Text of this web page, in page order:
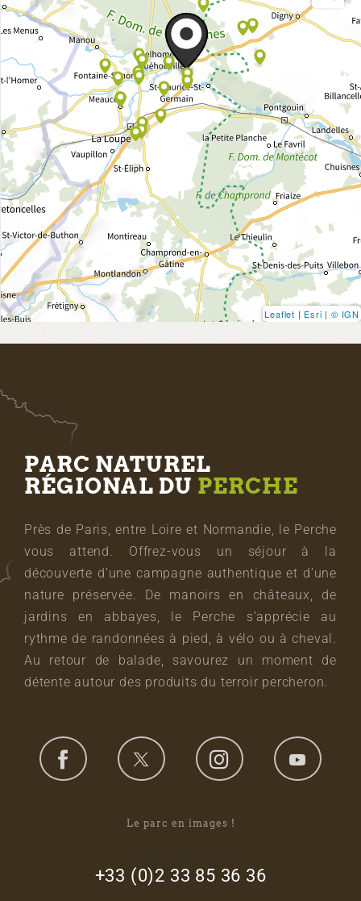
Leaflet | Esri | © IGN
PARC NATUREL
RÉGIONAL DU PERCHE
Près de Paris, entre Loire et Normandie, le Perche
vous attend. Offrez-vous un séjour à la
découverte d’une campagne authentique et d’une
nature préservée. De manoirs en châteaux, de
jardins en abbayes, le Perche s’apprécie au
rythme de randonnées à pied, à vélo ou à cheval.
Au retour de balade, savourez un moment de
détente autour des produits du terroir percheron.
Le parc en images !
+33 (0)2 33 85 36 36